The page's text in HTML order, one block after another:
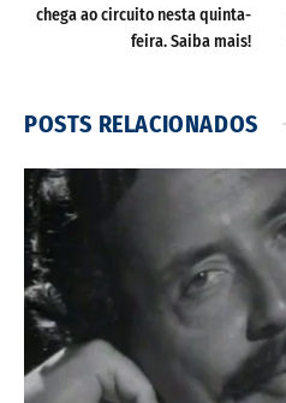
chega ao circuito nesta quinta-
feira. Saiba mais!
POSTS RELACIONADOS